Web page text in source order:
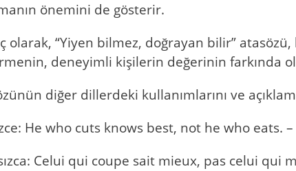
önemini de gösterir.
olarak, “Yiyen bilmez, doğrayan bilir”
deneyimli kişilerin değerinin farkında
diğer dillerdeki kullanımlarını ve
He who cuts knows best, not he who eats.
Celui qui coupe sait mieux, pas celui qui